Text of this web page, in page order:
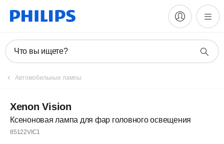
Что вы ищете?
Автомобильные лампы
Xenon Vision
Ксеноновая лампа для фар головного освещения
85122VIC1